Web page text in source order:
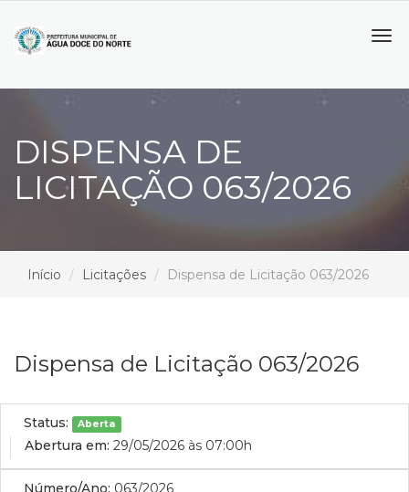
DISPENSA DE
LICITAÇÃO 063/2026
Início Licitações Dispensa de Licitação 063/2026
Dispensa de Licitação 063/2026
Status: Aberta
Abertura em: 29/05/2026 às 07:00h
Número/Ano: 063/2026